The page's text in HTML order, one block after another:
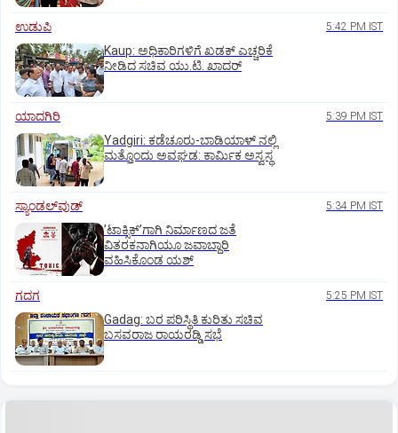
ಉಡುಪಿ 5:42 PM IST
Kaup: ಅಧಿಕಾರಿಗಳಿಗೆ ಖಡಕ್ ಎಚ್ಚರಿಕೆ
ನೀಡಿದ ಸಚಿವ ಯು.ಟಿ. ಖಾದರ್
ಯಾದಗಿರಿ 5:39 PM IST
Yadgiri: ಕಡೆಚೂರು-ಬಾಡಿಯಾಳ್ ನಲ್ಲಿ
ಮತ್ತೊಂದು ಅವಘಡ: ಕಾರ್ಮಿಕ ಅಸ್ವಸ್ಥ
ಸ್ಯಾಂಡಲ್‌ವುಡ್‌ 5:34 PM IST
ʼಟಾಕ್ಸಿಕ್‌ʼಗಾಗಿ ನಿರ್ಮಾಣದ ಜತೆ
ವಿತರಕನಾಗಿಯೂ ಜವಾಬ್ದಾರಿ
ವಹಿಸಿಕೊಂಡ ಯಶ್
ಗದಗ 5:25 PM IST
Gadag: ಬರ ಪರಿಸ್ಥಿತಿ ಕುರಿತು ಸಚಿವ
ಬಸವರಾಜ ರಾಯರಡ್ಡಿ ಸಭೆ